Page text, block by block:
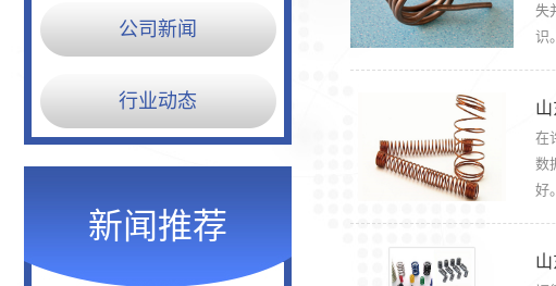
公司新闻
行业动态
新闻推荐
失
识
在
数
好